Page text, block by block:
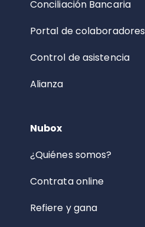
Conciliación Bancaria
Portal de colaboradores
Control de asistencia
Alianza
Nubox
¿Quiénes somos?
Contrata online
Refiere y gana